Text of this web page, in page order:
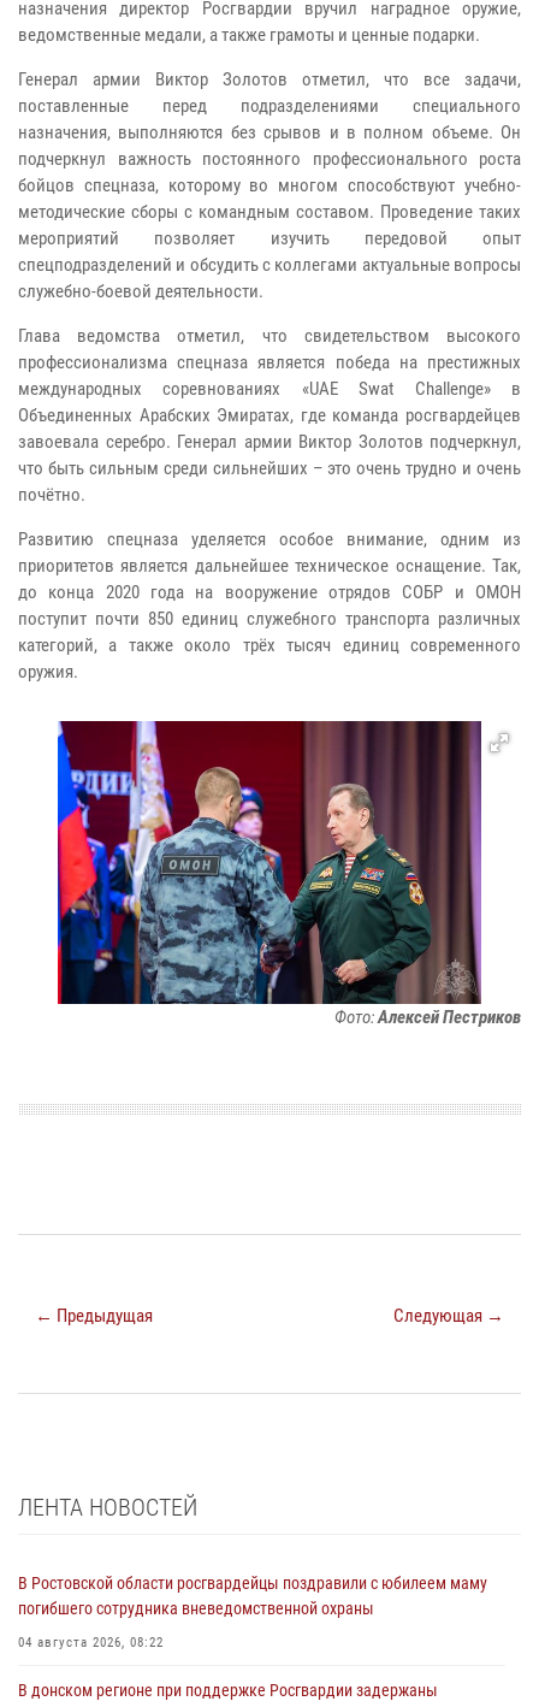
назначения директор Росгвардии вручил наградное оружие,
ведомственные медали, а также грамоты и ценные подарки.
Генерал армии Виктор Золотов отметил, что все задачи,
поставленные перед подразделениями специального
назначения, выполняются без срывов и в полном объеме. Он
подчеркнул важность постоянного профессионального роста
бойцов спецназа, которому во многом способствуют учебно-
методические сборы с командным составом. Проведение таких
мероприятий позволяет изучить передовой опыт
спецподразделений и обсудить с коллегами актуальные вопросы
служебно-боевой деятельности.
Глава ведомства отметил, что свидетельством высокого
профессионализма спецназа является победа на престижных
международных соревнованиях «UAE Swat Challenge» в
Объединенных Арабских Эмиратах, где команда росгвардейцев
завоевала серебро. Генерал армии Виктор Золотов подчеркнул,
что быть сильным среди сильнейших – это очень трудно и очень
почётно.
Развитию спецназа уделяется особое внимание, одним из
приоритетов является дальнейшее техническое оснащение. Так,
до конца 2020 года на вооружение отрядов СОБР и ОМОН
поступит почти 850 единиц служебного транспорта различных
категорий, а также около трёх тысяч единиц современного
оружия.
Фото:Алексей Пестриков
← Предыдущая Следующая →
ЛЕНТА НОВОСТЕЙ
В Ростовской области росгвардейцы поздравили с юбилеем маму
погибшего сотрудника вневедомственной охраны
04 августа 2026, 08:22
В донском регионе при поддержке Росгвардии задержаны